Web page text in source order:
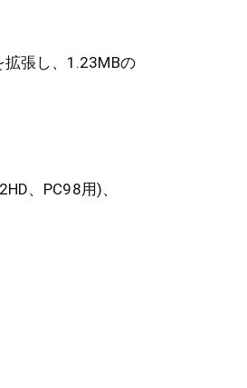
拡張し、1.23MBの
、PC98用)、